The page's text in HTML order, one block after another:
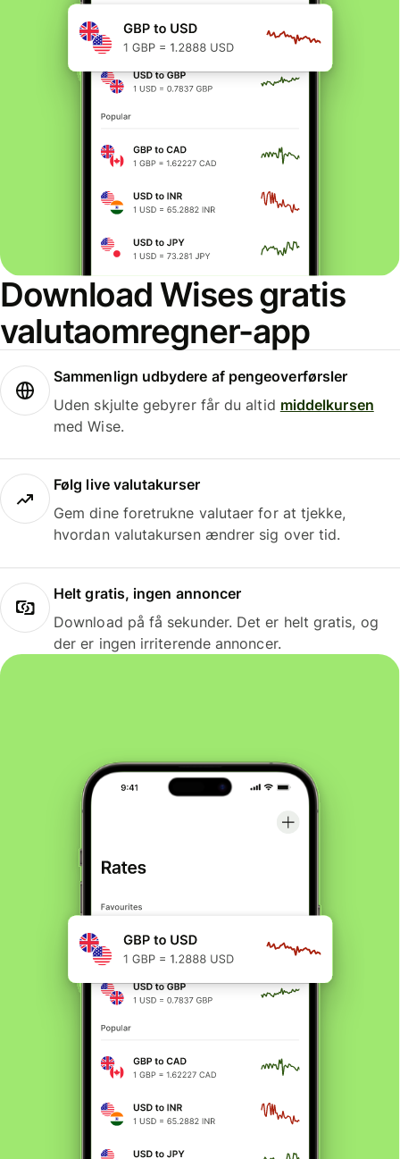
Download Wises gratis
valutaomregner-app
Sammenlign udbydere af pengeoverførsler
Uden skjulte gebyrer får du altid middelkursen
med Wise.
Følg live valutakurser
Gem dine foretrukne valutaer for at tjekke,
hvordan valutakursen ændrer sig over tid.
Helt gratis, ingen annoncer
Download på få sekunder. Det er helt gratis, og
der er ingen irriterende annoncer.